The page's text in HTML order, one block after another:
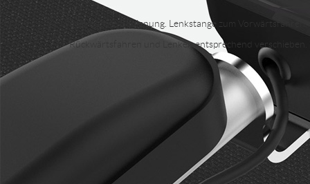
Vereinfachte Bedienung. Lenkstange zum Vorwärtsfahren,
Rückwärtsfahren und Lenken entsprechend verschieben.